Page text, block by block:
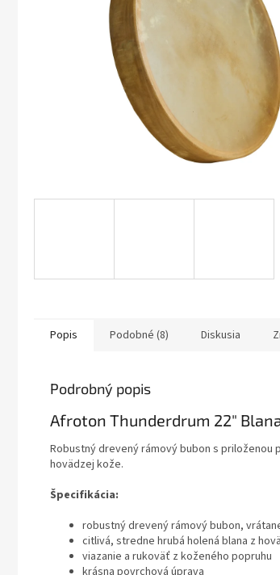
Popis Podobné (8) Diskusia
Podrobný popis
Afroton Thunderdrum 22"
Robustný drevený rámový bubon s priloženou
hovädzej kože.
Špecifikácia:
robustný drevený rámový bubon,
citlivá, stredne hrubá holená blana z
viazanie a rukoväť z koženého popruhu